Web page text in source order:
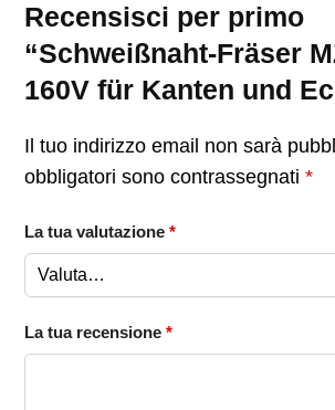
Recensisci per primo
“Schweißnaht-Fräser
160V für Kanten und
Il tuo indirizzo email non sarà
obbligatori sono contrassegnati *
La tua valutazione *
La tua recensione *